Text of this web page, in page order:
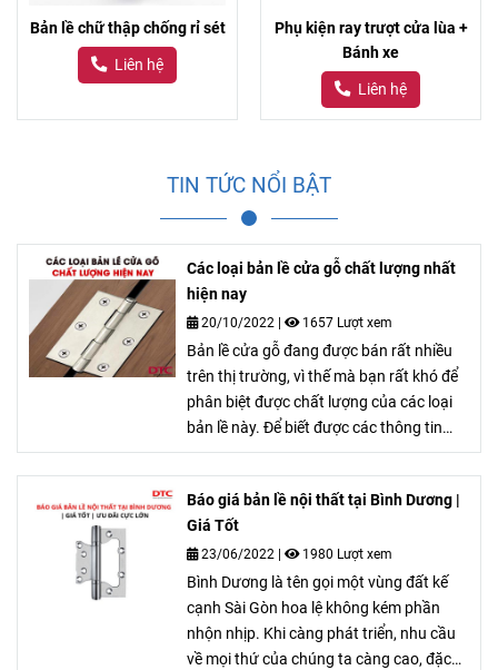
Bản lề chữ thập chống rỉ sét
Liên hệ
Phụ kiện ray trượt cửa lùa +
Bánh xe
Liên hệ
TIN TỨC NỔI BẬT
Các loại bản lề cửa gỗ chất lượng nhất
hiện nay
20/10/2022 | 1657 Lượt xem
Bản lề cửa gỗ đang được bán rất nhiều
trên thị trường, vì thế mà bạn rất khó để
phân biệt được chất lượng của các loại
bản lề này. Để biết được các thông tin
cần thiết để thẩm định một loại bản lề
chất lượng, hãy cùng DTC tìm hiểu nhé!
Báo giá bản lề nội thất tại Bình Dương |
Giá Tốt
23/06/2022 | 1980 Lượt xem
Bình Dương là tên gọi một vùng đất kế
cạnh Sài Gòn hoa lệ không kém phần
nhộn nhịp. Khi càng phát triển, nhu cầu
về mọi thứ của chúng ta càng cao, đặc